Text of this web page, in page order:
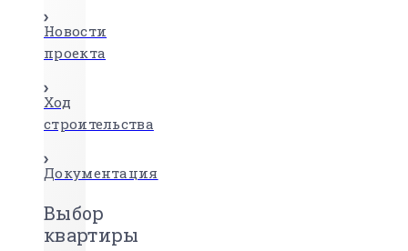
Новости
проекта
Ход
строительства
Документация
Выбор
квартиры